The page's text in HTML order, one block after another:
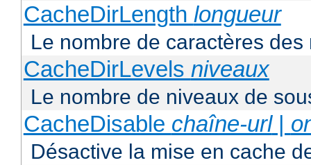
CacheDirLength longueur
Le nombre de caractères
CacheDirLevels niveaux
Le nombre de niveaux de
CacheDisable chaîne-url|
Désactive la mise en cache